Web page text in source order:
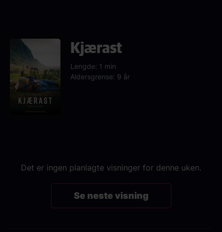
Kjærast
Lengde: 1 min
Aldersgrense: 9 år
Det er ingen planlagte visninger for denne uken.
Se neste visning